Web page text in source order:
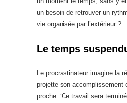
un besoin de retrouver un
vie organisée par l’extérieur ?
Le temps
Le procrastinateur imagine la
projette son accomplissement
proche. ‘Ce travail sera